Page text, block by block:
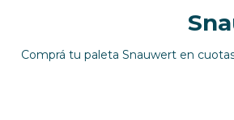
Comprá tu paleta Snauwert en